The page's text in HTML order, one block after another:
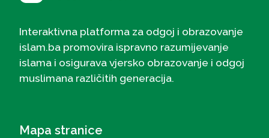
Interaktivna platforma za odgoj i obrazovanje
islam.ba promovira ispravno razumijevanje
islama i osigurava vjersko obrazovanje i odgoj
muslimana različitih generacija.
Mapa stranice